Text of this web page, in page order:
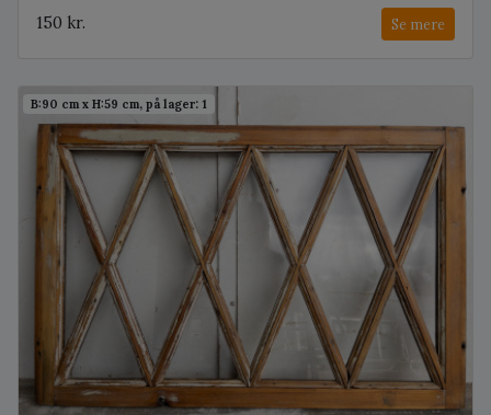
150 kr.
Se mere
B:90 cm x H:59 cm, på lager: 1